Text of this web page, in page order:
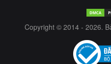
Copyright © 2014 - 2026.